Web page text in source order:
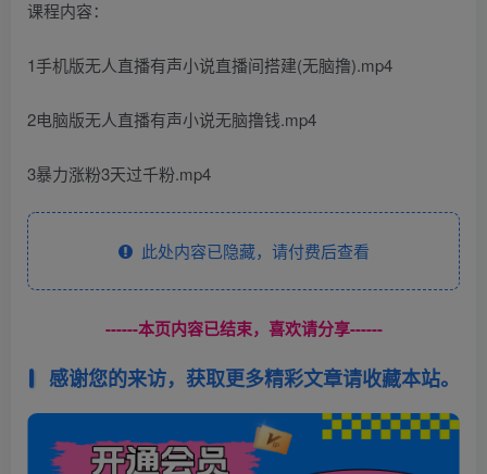
课程内容：
1手机版无人直播有声小说直播间搭建(无脑撸).mp4
2电脑版无人直播有声小说无脑撸钱.mp4
3暴力涨粉3天过千粉.mp4
此处内容已隐藏，请付费后查看
------本页内容已结束，喜欢请分享------
感谢您的来访，获取更多精彩文章请收藏本站。